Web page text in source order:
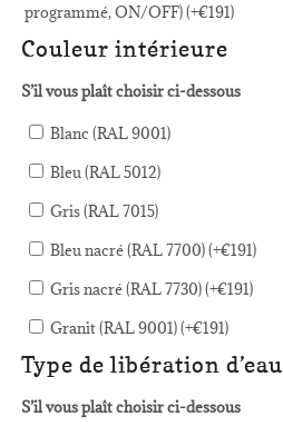
programmé, ON/OFF) (+€191)
Couleur intérieure
S’il vous plaît choisir ci-dessous
Blanc (RAL 9001)
Bleu (RAL 5012)
Gris (RAL 7015)
Bleu nacré (RAL 7700) (+€191)
Gris nacré (RAL 7730) (+€191)
Granit (RAL 9001) (+€191)
Type de libération d’eau
S’il vous plaît choisir ci-dessous